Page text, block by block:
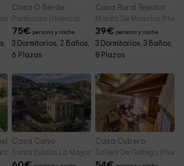
Casa O Berde
Panticosa (Huesca)
75€ persona y noche
3 Dormitorios, 2 Baños,
6 Plazas
Casa Rural Tejedor
Morillo De Monclus
39€ persona y noche
3 Dormitorios, 3 Baños,
8 Plazas
de Sobarbe
(Huesca)
Casa Calvo
Santa Eulalia La Mayor (Huesca)
Casa Cubero
Sallent De Gallego